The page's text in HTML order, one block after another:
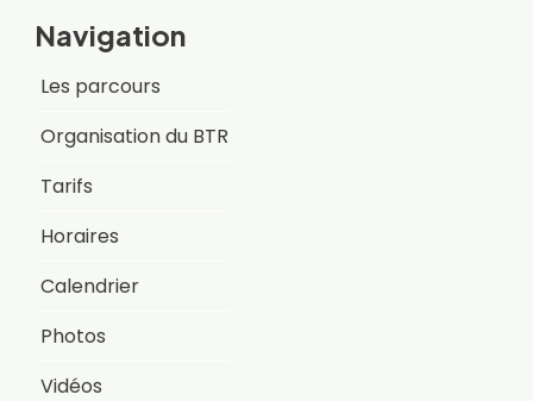
Navigation
Les parcours
Organisation du BTR
Tarifs
Horaires
Calendrier
Photos
Vidéos